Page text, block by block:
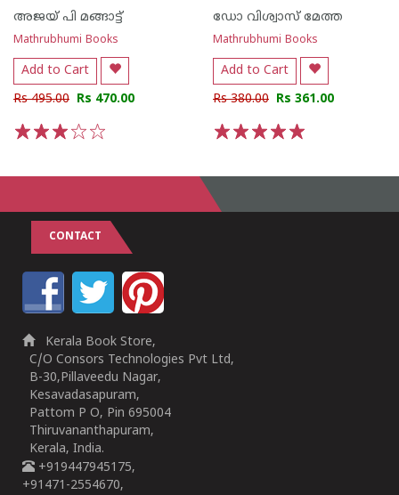
അജയ് പി മങ്ങാട്ട്
Mathrubhumi Books
Add to Cart
Rs 495.00 Rs 470.00
ഡോ വിശ്വാസ് മേത്ത
Mathrubhumi Books
Add to Cart
Rs 380.00 Rs 361.00
CONTACT
Kerala Book Store,
C/O Consors Technologies Pvt Ltd,
B-30,Pillaveedu Nagar,
Kesavadasapuram,
Pattom P O, Pin 695004
Thiruvananthapuram,
Kerala, India.
+919447945175,
+91471-2554670,